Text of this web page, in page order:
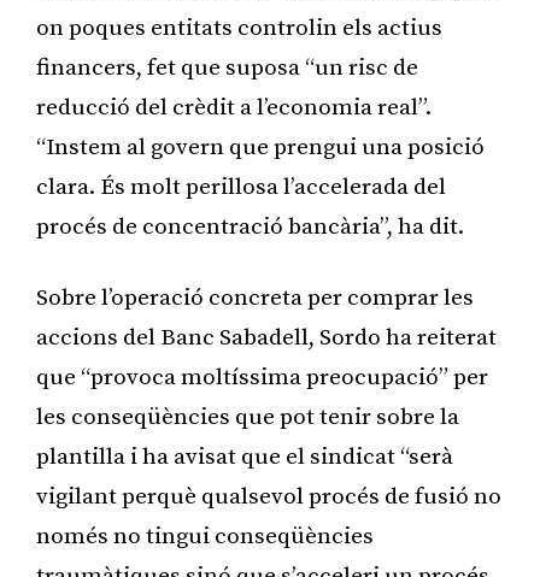
on poques entitats controlin els actius
financers, fet que suposa “un risc de
reducció del crèdit a l’economia real”.
“Instem al govern que prengui una posició
clara. És molt perillosa l’accelerada del
procés de concentració bancària”, ha dit.
Sobre l’operació concreta per comprar les
accions del Banc Sabadell, Sordo ha reiterat
que “provoca moltíssima preocupació” per
les conseqüències que pot tenir sobre la
plantilla i ha avisat que el sindicat “serà
vigilant perquè qualsevol procés de fusió no
només no tingui conseqüències